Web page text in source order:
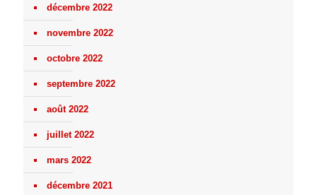
décembre 2022
novembre 2022
octobre 2022
septembre 2022
août 2022
juillet 2022
mars 2022
décembre 2021